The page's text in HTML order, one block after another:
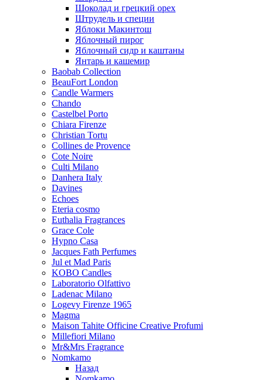
Шоколад и грецкий орех
Штрудель и специи
Яблоки Макинтош
Яблочный пирог
Яблочный сидр и каштаны
Янтарь и кашемир
Baobab Collection
BeauFort London
Candle Warmers
Chando
Castelbel Porto
Chiara Firenze
Christian Tortu
Collines de Provence
Cote Noire
Culti Milano
Danhera Italy
Davines
Echoes
Eteria cosmo
Euthalia Fragrances
Grace Cole
Hypno Casa
Jacques Fath Perfumes
Jul et Mad Paris
KOBO Candles
Laboratorio Olfattivo
Ladenac Milano
Logevy Firenze 1965
Magma
Maison Tahite Officine Creative Profumi
Millefiori Milano
Mr&Mrs Fragrance
Nomkamo
Назад